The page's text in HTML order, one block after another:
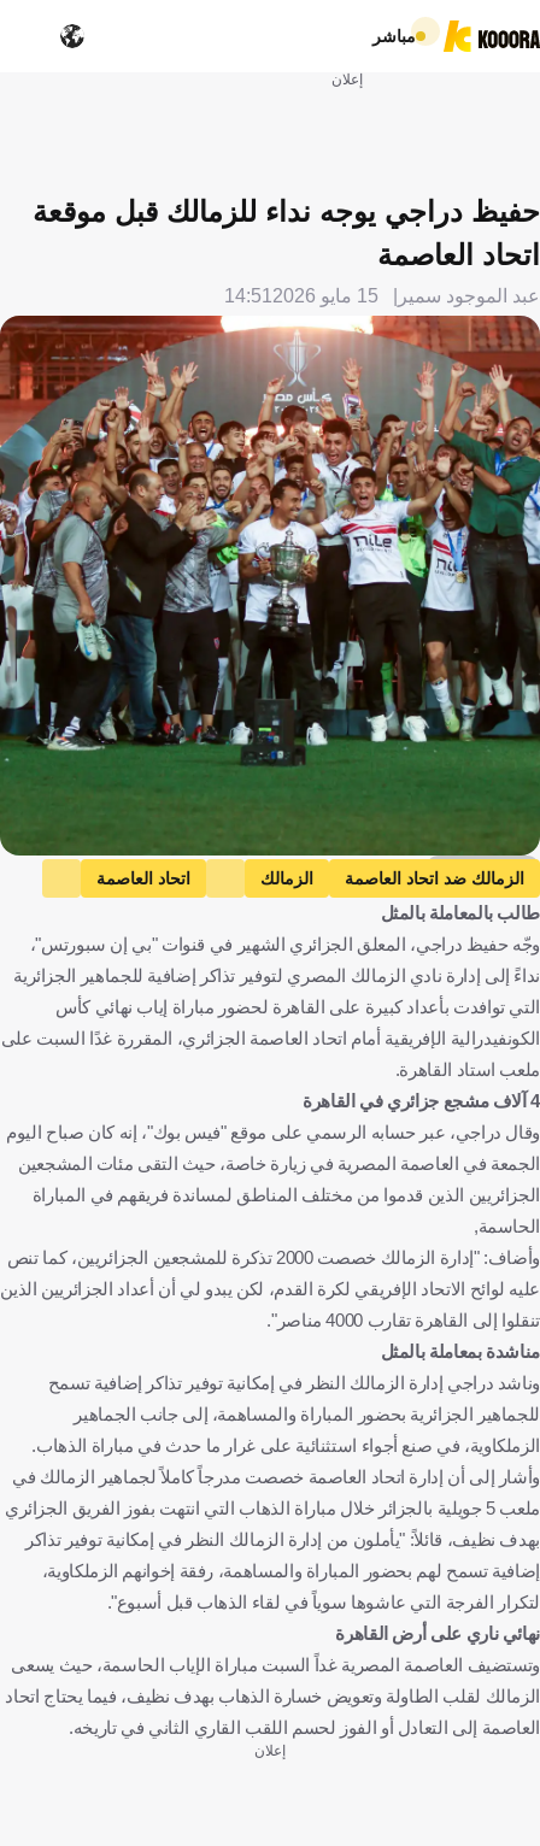
مباشر
إعلان
حفيظ دراجي يوجه نداء للزمالك قبل موقعة
اتحاد العاصمة
عبد الموجود سمير 15 مايو 2026 14:51
Getty Images
الزمالك ضد اتحاد العاصمة الزمالك
اتحاد العاصمة
كأس الكونفيدرالية الإفريقية
طالب بالمعاملة بالمثل
وجّه حفيظ دراجي، المعلق الجزائري الشهير في قنوات "بي إن سبورتس"،
نداءً إلى إدارة نادي الزمالك المصري لتوفير تذاكر إضافية للجماهير الجزائرية
التي توافدت بأعداد كبيرة على القاهرة لحضور مباراة إياب نهائي كأس
الكونفيدرالية الإفريقية أمام اتحاد العاصمة الجزائري، المقررة غدًا السبت على
ملعب استاد القاهرة.
4 آلاف مشجع جزائري في القاهرة
وقال دراجي، عبر حسابه الرسمي على موقع "فيس بوك"، إنه كان صباح اليوم
الجمعة في العاصمة المصرية في زيارة خاصة، حيث التقى مئات المشجعين
الجزائريين الذين قدموا من مختلف المناطق لمساندة فريقهم في المباراة
الحاسمة,
وأضاف: "إدارة الزمالك خصصت 2000 تذكرة للمشجعين الجزائريين، كما تنص
عليه لوائح الاتحاد الإفريقي لكرة القدم، لكن يبدو لي أن أعداد الجزائريين الذين
تنقلوا إلى القاهرة تقارب 4000 مناصر".
مناشدة بمعاملة بالمثل
وناشد دراجي إدارة الزمالك النظر في إمكانية توفير تذاكر إضافية تسمح
للجماهير الجزائرية بحضور المباراة والمساهمة، إلى جانب الجماهير
الزملكاوية، في صنع أجواء استثنائية على غرار ما حدث في مباراة الذهاب.
وأشار إلى أن إدارة اتحاد العاصمة خصصت مدرجاً كاملاً لجماهير الزمالك في
ملعب 5 جويلية بالجزائر خلال مباراة الذهاب التي انتهت بفوز الفريق الجزائري
بهدف نظيف، قائلاً: "يأملون من إدارة الزمالك النظر في إمكانية توفير تذاكر
إضافية تسمح لهم بحضور المباراة والمساهمة، رفقة إخوانهم الزملكاوية،
لتكرار الفرجة التي عاشوها سوياً في لقاء الذهاب قبل أسبوع".
نهائي ناري على أرض القاهرة
وتستضيف العاصمة المصرية غداً السبت مباراة الإياب الحاسمة، حيث يسعى
الزمالك لقلب الطاولة وتعويض خسارة الذهاب بهدف نظيف، فيما يحتاج اتحاد
العاصمة إلى التعادل أو الفوز لحسم اللقب القاري الثاني في تاريخه.
إعلان